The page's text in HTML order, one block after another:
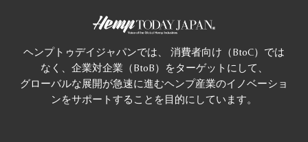
ヘンプトゥデイジャパンでは、 消費者向け（BtoC）では
なく、企業対企業（BtoB）をターゲットにして、
グローバルな展開が急速に進むヘンプ産業のイノベーショ
ンをサポートすることを目的にしています。